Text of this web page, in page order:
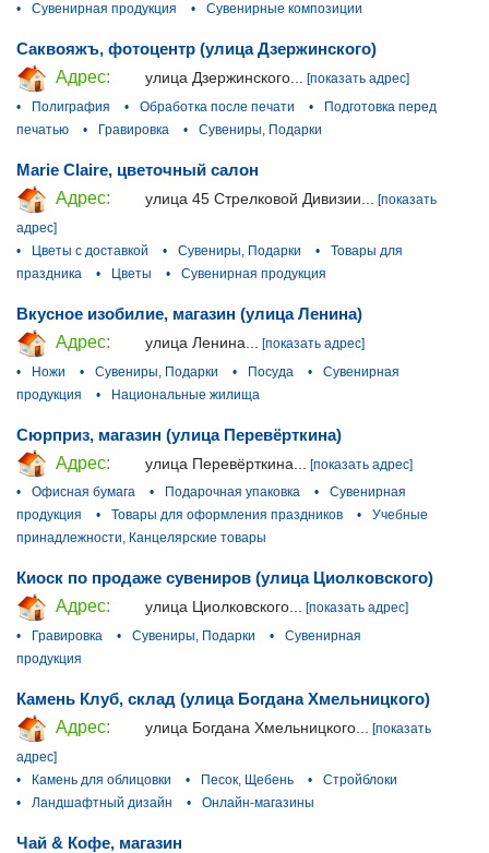
•
Сувенирная продукция • Сувенирные композиции
Саквояжъ, фотоцентр (улица Дзержинского)
Адрес:
улица Дзержинского... [показать адрес]
•
Полиграфия • Обработка после печати •
Подготовка перед
печатью
• Гравировка • Сувениры, Подарки
Marie Claire, цветочный салон
Адрес:
улица 45 Стрелковой Дивизии...
[показать
адрес]
•
Цветы с доставкой • Сувениры, Подарки •
Товары для
праздника
• Цветы • Сувенирная продукция
Вкусное изобилие, магазин (улица Ленина)
Адрес:
улица Ленина...
[показать адрес]
•
Ножи • Сувениры, Подарки • Посуда •
Сувенирная
продукция
• Национальные жилища
Сюрприз, магазин (улица Перевёрткина)
Адрес:
улица Перевёрткина...
[показать адрес]
•
Офисная бумага • Подарочная упаковка •
Сувенирная
продукция
• Товары для оформления праздников •
Учебные
принадлежности, Канцелярские товары
Киоск по продаже сувениров (улица Циолковского)
Адрес:
улица Циолковского... [показать адрес]
•
Гравировка • Сувениры, Подарки •
Сувенирная
продукция
Камень Клуб, склад (улица Богдана Хмельницкого)
Адрес:
улица Богдана Хмельницкого... [показать
адрес]
•
Камень для облицовки • Песок, Щебень •
Стройблоки
•
Ландшафтный дизайн • Онлайн-магазины
Чай & Кофе, магазин